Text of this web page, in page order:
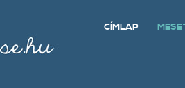
CÍMLAP